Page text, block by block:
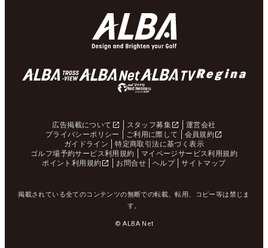
広告掲載について スタッフ募集
運営会社
プライバシーポリシー
ご利用に際して
会員規約
ガイドライン
特定商取引法に基づく表示
ゴルフ場予約サービス利用規約
マイページサービス利用規約
ポイント利用規約
お問合せ ヘルプ サイトマップ
掲載されている全てのコンテンツの無断での転載、転用、コピー等は禁じま
す。
© ALBA Net